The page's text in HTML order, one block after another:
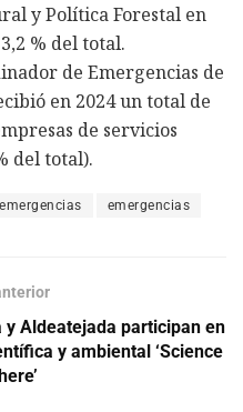
y Política Forestal en
% del total.
de Emergencias de
en 2024 un total de
de servicios
del total).
emergencias
Aldeatejada participan en
y ambiental ‘Science